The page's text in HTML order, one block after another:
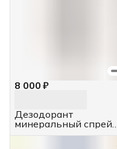
8 000 ₽
Дезодорант
минеральный спрей
натуральный